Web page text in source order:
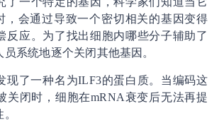
，会通过导致一个密切相关的基因变得
反应。为了找出细胞内哪些分子辅助了
系统地逐个关闭其他基因。
现了一种名为ILF3的蛋白质。当编码这
关闭时，细胞在mRNA衰变后无法再提